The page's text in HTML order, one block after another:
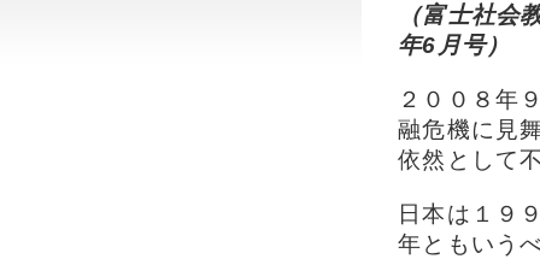
（富士社
年6月号）
２００８年
融危機に見
依然として
日本は１９
年ともいう